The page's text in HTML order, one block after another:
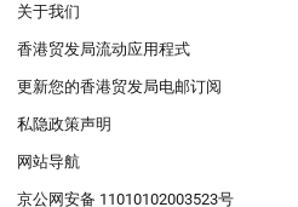
关于我们
香港贸发局流动应用程式
更新您的香港贸发局电邮订阅
私隐政策声明
网站导航
京公网安备 11010102003523号